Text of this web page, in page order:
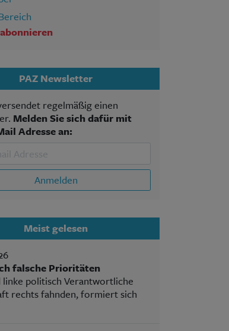
PAZ Newsletter
regelmäßig einen
Melden Sie sich dafür mit
Adresse an:
Anmelden
Meist gelesen
falsche Prioritäten
linke politisch Verantwortliche
rechts fahnden, formiert sich